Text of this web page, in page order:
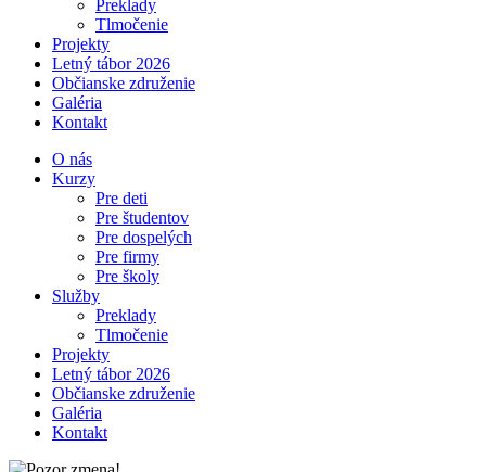
Preklady
Tlmočenie
Projekty
Letný tábor 2026
Občianske združenie
Galéria
Kontakt
O nás
Kurzy
Pre deti
Pre študentov
Pre dospelých
Pre firmy
Pre školy
Služby
Preklady
Tlmočenie
Projekty
Letný tábor 2026
Občianske združenie
Galéria
Kontakt